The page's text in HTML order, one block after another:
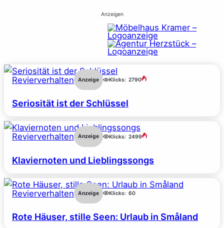
Anzeigen
Revierverhalten Anzeige Klicks: 2790
Seriosität ist der Schlüssel
Revierverhalten Anzeige Klicks: 2499
Klaviernoten und Lieblingssongs
Revierverhalten Anzeige Klicks: 60
Rote Häuser, stille Seen: Urlaub in Småland